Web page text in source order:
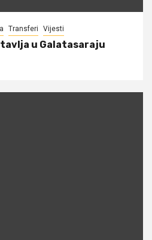
Transferi Vijesti
u Galatasaraju